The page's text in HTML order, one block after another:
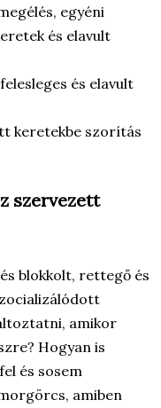
egyéni
és elavult
és elavult
keretekbe szorítás
szervezett
blokkolt, rettegő és
amikor
Hogyan is
és sosem
amiben